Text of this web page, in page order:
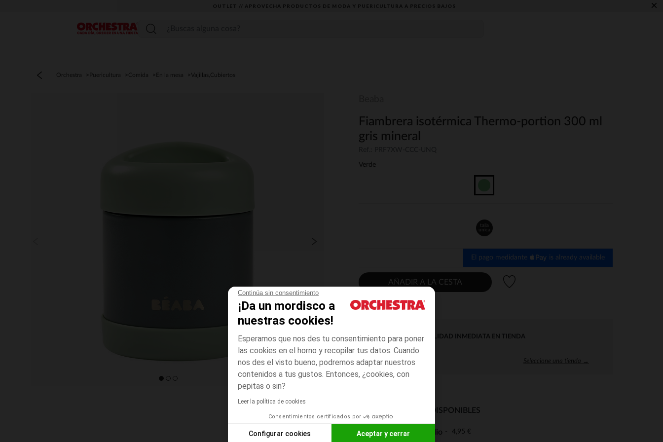
Continúa sin consentimiento
¡Da un mordisco a
nuestras cookies!
Esperamos que nos des tu consentimiento para poner
las cookies en el horno y recopilar tus datos. Cuando
nos des el visto bueno, podremos adaptar nuestros
contenidos a tus gustos. Entonces, ¿cookies, con
pepitas o sin?
Leer la política de cookies
Consentimientos certificados por
Configurar cookies Aceptar y cerrar
OUTLET // APROVECHA PRODUCTOS DE MODA Y PUERICULTURA A PRECIOS BAJOS ×
Menú
Orchestra Puericultura Comida En la mesa Vajillas,Cubiertos
Fiambrera isotérmica Thermo-portion 300 ml
gris mineral
Verde
talla
unica
El pago medidante is already available
AÑADIR A LA CESTA
DISPONIBILIDAD INMEDIATA EN TIENDA
Seleccione una tienda →
MODOS DE ENVÍO DISPONIBLES
Entrega a domicilio 4,95 €